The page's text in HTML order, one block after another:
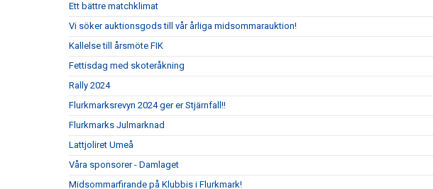
Ett bättre matchklimat
Vi söker auktionsgods till vår årliga midsommarauktion!
Kallelse till årsmöte FIK
Fettisdag med skoteråkning
Rally 2024
Flurkmarksrevyn 2024 ger er Stjärnfall!!
Flurkmarks Julmarknad
Lattjoliret Umeå
Våra sponsorer - Damlaget
Midsommarfirande på Klubbis i Flurkmark!